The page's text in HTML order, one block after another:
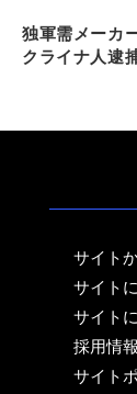
独軍需メーカ
クライナ人逮
サイト
サイト
サイト
採用情報
サイト